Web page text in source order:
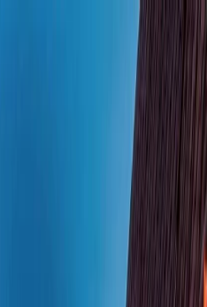
Zoek leveranciers, inspiratie...